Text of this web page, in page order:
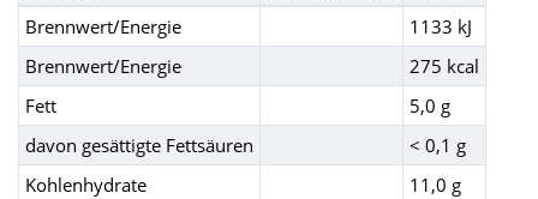
Brennwert/Energie
1133 kJ
Brennwert/Energie
275 kcal
Fett
5,0 g
davon gesättigte Fettsäuren
< 0,1 g
Kohlenhydrate
11,0 g